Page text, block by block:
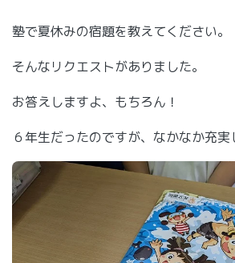
塾で夏休みの宿題を教えてください。
そんなリクエストがありました。
お答えしますよ、もちろん！
６年生だったのですが、なかなか充実